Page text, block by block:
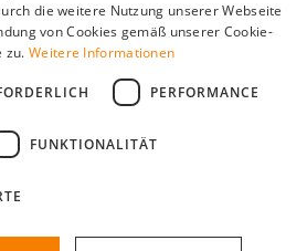
können Sie ein Unternehmensprofil
die weitere Nutzung unserer Webseite
von Cookies gemäß unserer Cookie-
zu. Weitere Informationen
PERFORMANCE
FUNKTIONALITÄT